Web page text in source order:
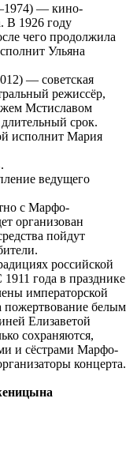
— кино-
В 1926 году
чего продолжила
Ульяна
— советская
режиссёр,
Мстиславом
срок.
исполнит Мария
ведущего
с Марфо-
организован
пойдут
российской
1911 года в празднике
императорской
пожертвование белым
Елизаветой
сохраняются,
и сёстрами Марфо-
концерта.